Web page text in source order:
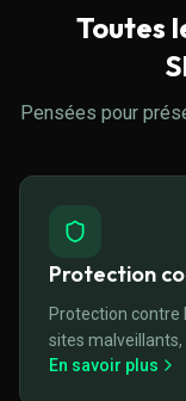
Toutes
Pensées pour
Protection
Protection contre
sites
En savoir plus